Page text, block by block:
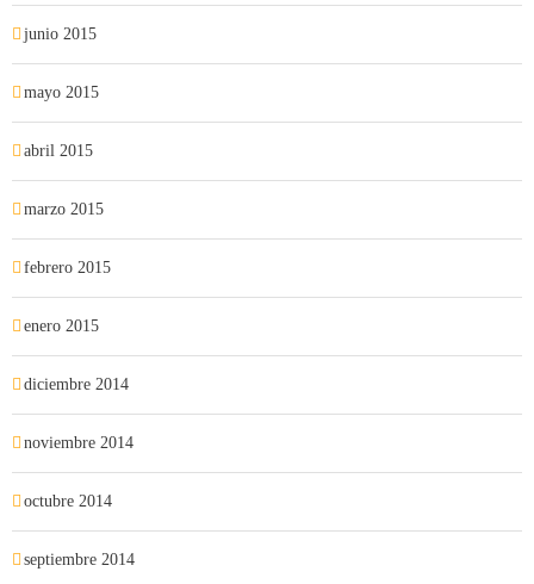
junio 2015
mayo 2015
abril 2015
marzo 2015
febrero 2015
enero 2015
diciembre 2014
noviembre 2014
octubre 2014
septiembre 2014